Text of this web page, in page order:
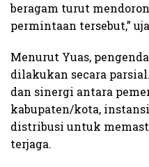
beragam turut
permintaan tersebut,”
Menurut Yuas,
dilakukan secara
dan sinergi antara
kabupaten/kota,
distribusi untuk
terjaga.